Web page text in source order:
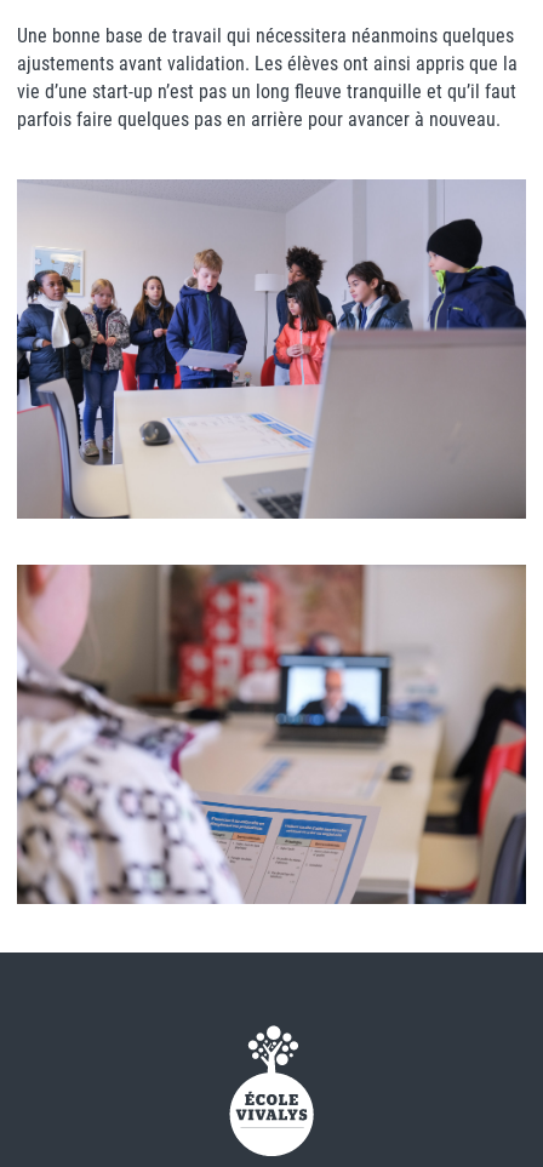
Une bonne base de travail qui nécessitera néanmoins quelques
ajustements avant validation. Les élèves ont ainsi appris que la
vie d’une start-up n’est pas un long fleuve tranquille et qu’il faut
parfois faire quelques pas en arrière pour avancer à nouveau.